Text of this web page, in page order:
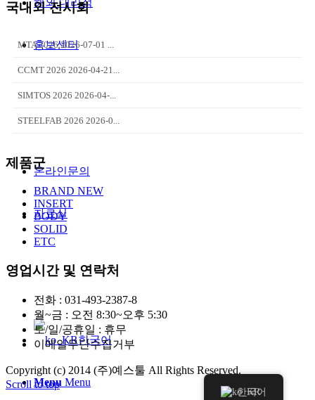
해외 대리점
홍보센터
온라인문의
자료실
한국어
Menu Menu
국내외 전시회
MTA 2026 2026-07-01 ...
CCMT 2026 2026-04-21...
SIMTOS 2026 2026-04-...
STEELFAB 2026 2026-0...
제품군
BRAND NEW
INSERT
BODY
SOLID
ETC
영업시간 및 연락처
전화 : 031-493-2387-8
월~금 : 오전 8:30~오후 5:30
토/일/공휴일 : 휴무
이메일무단수집거부
Copyright (c) 2014 (주)예스툴 All Rights Reserved.
Scroll to top
한국어